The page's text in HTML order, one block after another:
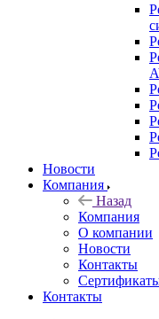
Новости
Компания
Назад
Компания
О компании
Новости
Контакты
Контакты